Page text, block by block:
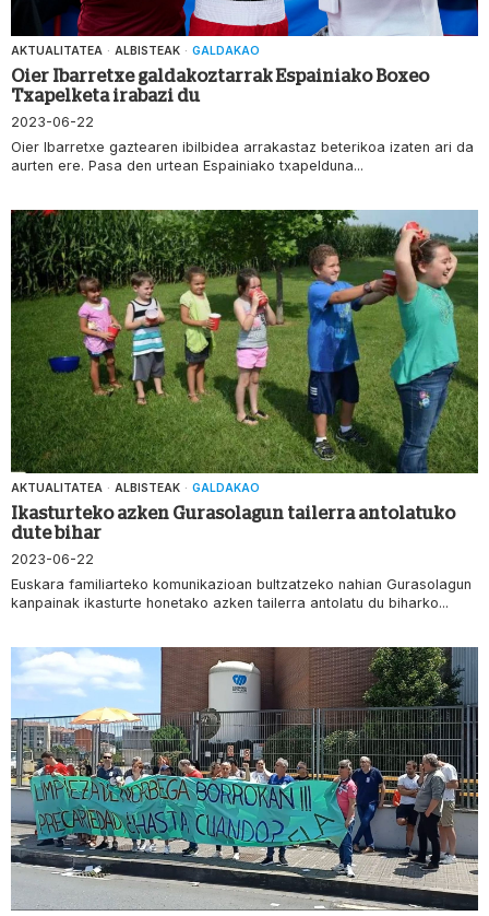
AKTUALITATEA · ALBISTEAK · GALDAKAO
Oier Ibarretxe galdakoztarrak Espainiako Boxeo
Txapelketa irabazi du
2023-06-22
Oier Ibarretxe gaztearen ibilbidea arrakastaz beterikoa izaten ari da
aurten ere. Pasa den urtean Espainiako txapelduna...
AKTUALITATEA · ALBISTEAK · GALDAKAO
Ikasturteko azken Gurasolagun tailerra antolatuko
dute bihar
2023-06-22
Euskara familiarteko komunikazioan bultzatzeko nahian Gurasolagun
kanpainak ikasturte honetako azken tailerra antolatu du biharko...